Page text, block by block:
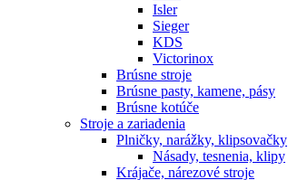
Isler
Sieger
KDS
Victorinox
Brúsne stroje
Brúsne pasty, kamene, pásy
Brúsne kotúče
Stroje a zariadenia
Plničky, narážky, klipsovačky
Násady, tesnenia, klipy
Krájače, nárezové stroje